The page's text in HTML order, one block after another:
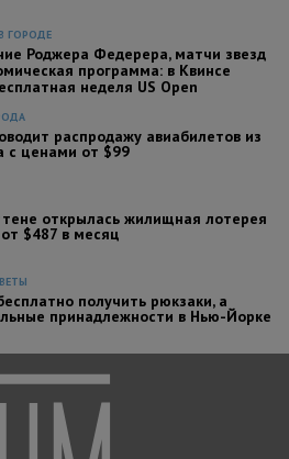
ГОРОДЕ
Роджера Федерера, матчи звезд
программа: в Квинсе
неделя US Open
открылась жилищная лотерея
$487 в месяц
распродажу авиабилетов из
с ценами от $99
получить рюкзаки, а
принадлежности в Нью-Йорке